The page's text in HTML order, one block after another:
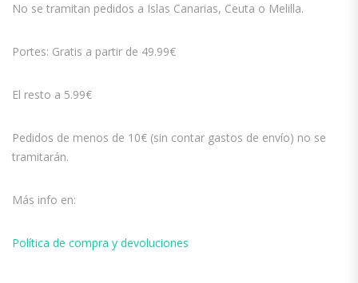
No se tramitan pedidos a Islas Canarias, Ceuta o Melilla.
Portes: Gratis a partir de 49.99€
El resto a 5.99€
Pedidos de menos de 10€ (sin contar gastos de envío) no se
tramitarán.
Más info en:
Política de compra y devoluciones